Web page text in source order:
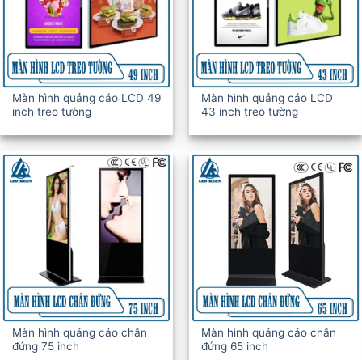
Màn hình quảng cáo LCD 49
inch treo tường
Màn hình quảng cáo LCD
43 inch treo tường
Màn hình quảng cáo chân
đứng 75 inch
Màn hình quảng cáo chân
đứng 65 inch